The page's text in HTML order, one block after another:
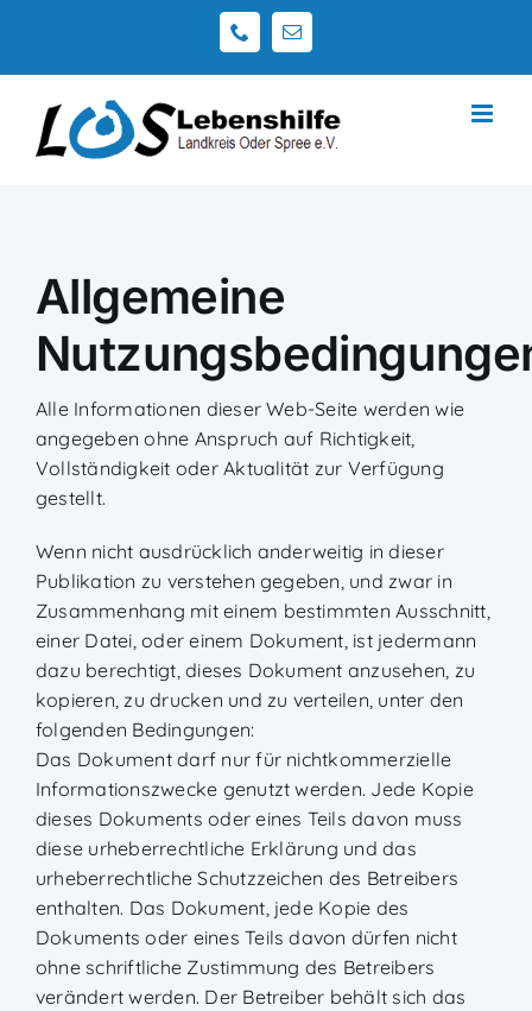
springen
TelefonE-
Mail
Allgemeine
Alle Informationen dieser Web-Seite werden wie
angegeben ohne Anspruch auf Richtigkeit,
Vollständigkeit oder Aktualität zur Verfügung
gestellt.
Wenn nicht ausdrücklich anderweitig in dieser
Publikation zu verstehen gegeben, und zwar in
Zusammenhang mit einem bestimmten Ausschnitt,
einer Datei, oder einem Dokument, ist jedermann
dazu berechtigt, dieses Dokument anzusehen, zu
kopieren, zu drucken und zu verteilen, unter den
folgenden Bedingungen:
Das Dokument darf nur für nichtkommerzielle
Informationszwecke genutzt werden. Jede Kopie
dieses Dokuments oder eines Teils davon muss
diese urheberrechtliche Erklärung und das
urheberrechtliche Schutzzeichen des Betreibers
enthalten. Das Dokument, jede Kopie des
Dokuments oder eines Teils davon dürfen nicht
ohne schriftliche Zustimmung des Betreibers
verändert werden. Der Betreiber behält sich das